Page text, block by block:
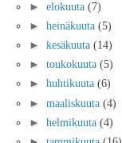
► elokuuta (7)
► heinäkuuta (5)
► kesäkuuta (14)
► toukokuuta (5)
► huhtikuuta (6)
► maaliskuuta (4)
► helmikuuta (4)